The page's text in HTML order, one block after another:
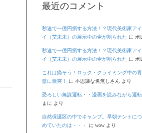
最近のコメント
秒速で一億円損する方法！？現代美術家ア
イ（艾未未）の展示中の壷が割られた に ボ
秒速で一億円損する方法！？現代美術家ア
イ（艾未未）の展示中の壷が割られた に ボ
これは痛そう！ロック・クライミング中の
壁に激突！
に 不思議な名無しさん より
恐ろしい無謀運転・・漫画を読みながら運
まに より
自然保護区の中でキャンプ。早朝テントに
めていたのは・・・
に wowより